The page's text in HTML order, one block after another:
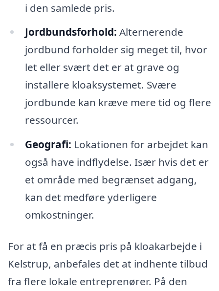
i den samlede pris.
Jordbundsforhold: Alternerende
jordbund forholder sig meget til, hvor
let eller svært det er at grave og
installere kloaksystemet. Svære
jordbunde kan kræve mere tid og flere
ressourcer.
Geografi: Lokationen for arbejdet kan
også have indflydelse. Især hvis det er
et område med begrænset adgang,
kan det medføre yderligere
omkostninger.
For at få en præcis pris på kloakarbejde i
Kelstrup, anbefales det at indhente tilbud
fra flere lokale entreprenører. På den